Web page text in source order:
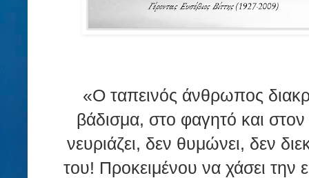
«Ο ταπεινός άνθρωπος
βάδισμα, στο φαγητό και
νευριάζει, δεν θυμώνει, δεν
του! Προκειμένου να χάσει την